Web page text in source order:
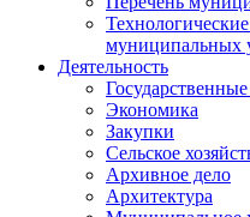
муниципальных
Деятельность
Экономика
Закупки
Сельское
Архивное дело
Архитектура